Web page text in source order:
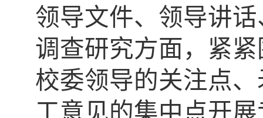
领导文件、领导讲
调查研究方面，紧
校委领导的关注点
工意见的集中点开